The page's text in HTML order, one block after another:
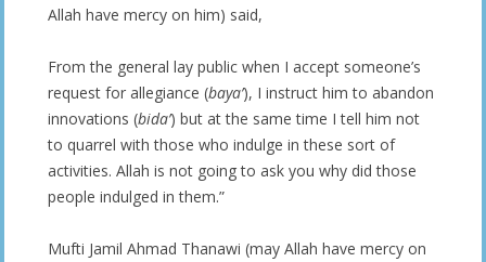
Allah have mercy on him) said,
From the general lay public when I accept someone’s
request for allegiance (baya’), I instruct him to abandon
innovations (bida’) but at the same time I tell him not
to quarrel with those who indulge in these sort of
activities. Allah is not going to ask you why did those
people indulged in them.”
Mufti Jamil Ahmad Thanawi (may Allah have mercy on